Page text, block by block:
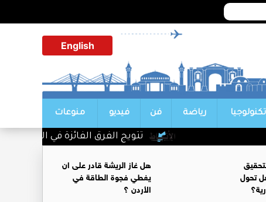
English
تكنولوجيا رياضة فن فيديو منوعات
تتويج الفرق الفائزة في اليوم الأول من
تحول
هل غاز الريشة قادر على ان
يغطي فجوة الطاقة في
الأردن ؟